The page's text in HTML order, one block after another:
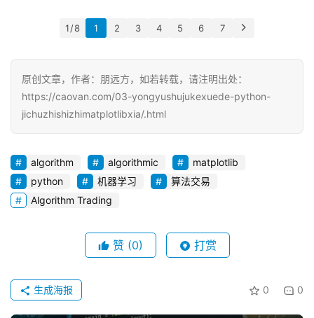
下
载
1 / 8 1 2 3 4 5 6 7
原创文章，作者：朋远方，如若转载，请注明出处：
https://caovan.com/03-yongyushujukexuede-python-
jichuzhishizhimatplotlibxia/.html
algorithm algorithmic
matplotlib
python
机器学习
算法交易
Algorithm Trading
赞 (0) 打赏
0 0
生成海报